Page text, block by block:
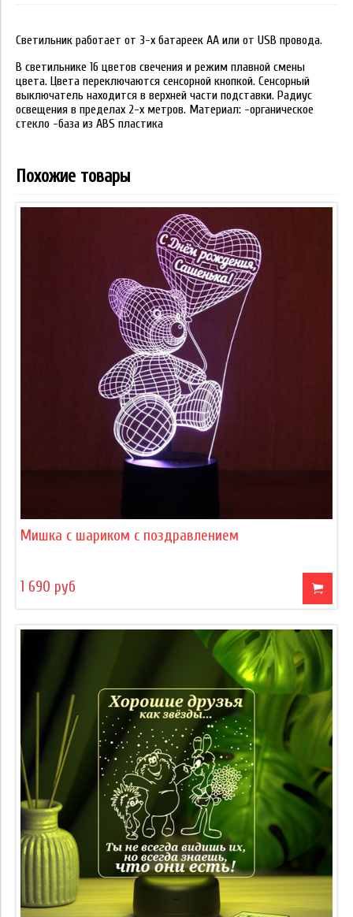
Светильник работает от 3-х батареек АА или от USB провода.
В светильнике 16 цветов свечения и режим плавной смены
цвета. Цвета переключаются сенсорной кнопкой. Сенсорный
выключатель находится в верхней части подставки. Радиус
освещения в пределах 2-х метров. Материал: -органическое
стекло -база из ABS пластика
Похожие товары
Мишка с шариком с поздравлением
1 690 руб